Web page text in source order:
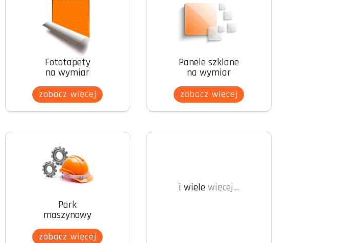
Fototapety
na wymiar
zobacz więcej
Panele szklane
na wymiar
zobacz więcej
Park
maszynowy
zobacz więcej
i wielewięcej…